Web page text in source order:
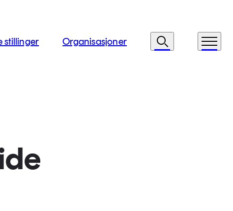
stillinger Organisasjoner Søk Meny